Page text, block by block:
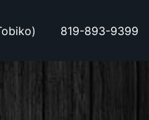
819-893-9399